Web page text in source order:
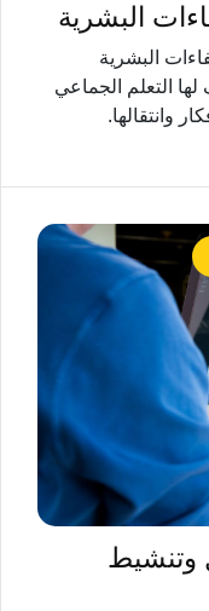
البشرية
البشرية
التعلم الجماعي
وانتقالها.
وتنشيط